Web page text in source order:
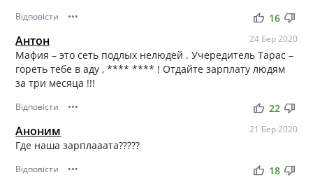
Відповісти ••• thumb_up thumb_down
16
Антон 24 Бер 2020
Мафия – это сеть подлых нелюдей . Учередитель Тарас –
гореть тебе в аду , **** **** ! Отдайте зарплату людям
за три месяца !!!
Відповісти ••• thumb_up thumb_down
22
Аноним 21 Бер 2020
Где наша зарплааата?????
Відповісти ••• thumb_up thumb_down
18